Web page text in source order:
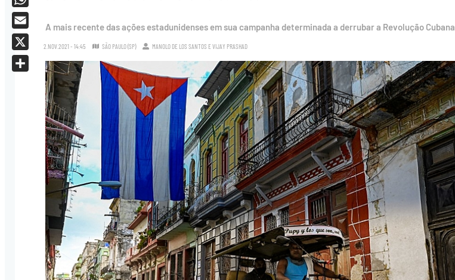
A mais recente das ações estadunidenses em sua campanha determinada a derrubar a Revolução Cubana
2.NOV.2021 - 14:45 SÃO PAULO (SP) MANOLO DE LOS SANTOS EVIJAY PRASHAD
WhatsApp
Email
X